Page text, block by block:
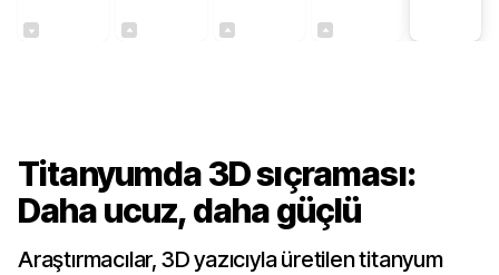
Titanyumda 3D sıçraması:
Daha ucuz, daha güçlü
Araştırmacılar, 3D yazıcıyla üretilen titanyum